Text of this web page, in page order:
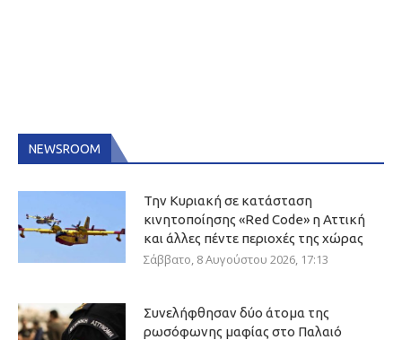
NEWSROOM
Την Κυριακή σε κατάσταση
κινητοποίησης «Red Code» η Αττική
και άλλες πέντε περιοχές της χώρας
Σάββατο, 8 Αυγούστου 2026, 17:13
Συνελήφθησαν δύο άτομα της
ρωσόφωνης μαφίας στο Παλαιό